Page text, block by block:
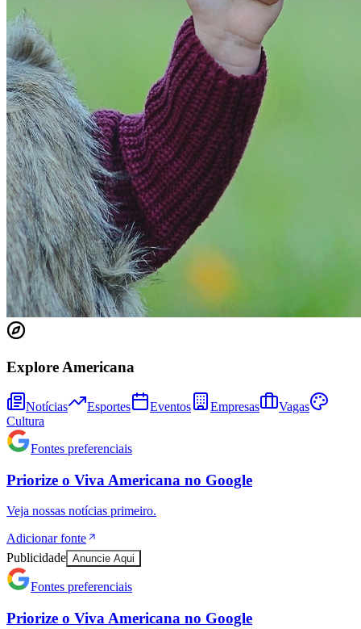
Juventude
Ceará
Explore Americana
Notícias Esportes Eventos Empresas
Vagas
Cultura
Fontes preferenciais
Priorize o Viva Americana no Google
Veja nossas notícias primeiro.
Adicionar fonte
Publicidade Anuncie Aqui
Fontes preferenciais
Priorize o Viva Americana no Google